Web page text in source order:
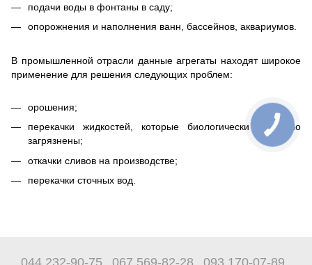
подачи воды в фонтаны в саду;
опорожнения и наполнения ванн, бассейнов, аквариумов.
В промышленной отрасли данные агрегаты находят широкое
применение для решения следующих проблем:
орошения;
перекачки жидкостей, которые биологически несильно
загрязнены;
откачки сливов на производстве;
перекачки сточных вод.